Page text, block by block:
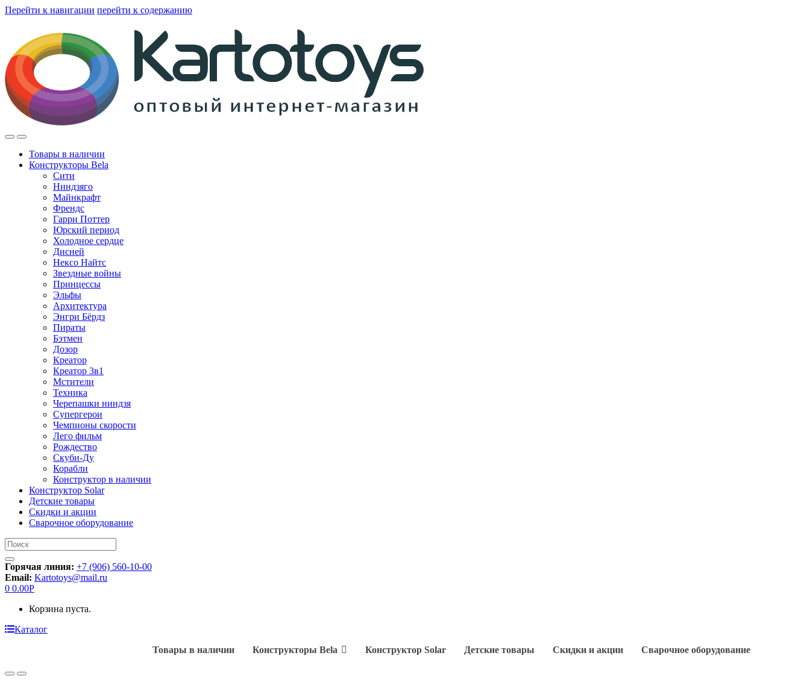
Перейти к навигации перейти к содержанию
Товары в наличии
Конструкторы Bela
Сити
Ниндзяго
Майнкрафт
Френдс
Гарри Поттер
Юрский период
Холодное сердце
Дисней
Нексо Найтс
Звездные войны
Принцессы
Эльфы
Архитектура
Энгри Бёрдз
Пираты
Бэтмен
Дозор
Креатор
Креатор 3в1
Мстители
Техника
Черепашки ниндзя
Супергерои
Чемпионы скорости
Лего фильм
Рождество
Скуби-Ду
Корабли
Конструктор в наличии
Конструктор Solar
Детские товары
Скидки и акции
Сварочное оборудование
Искать:
Горячая линия: +7 (906) 560-10-00
Email: Kartotoys@mail.ru
0 0.00Р
Корзина пуста.
Каталог
Товары в наличии
Конструкторы Bela Конструктор Solar Детские товары Скидки и акции Сварочное оборудование